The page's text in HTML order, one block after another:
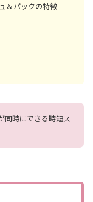
＆パックの特徴
同時にできる時短ス